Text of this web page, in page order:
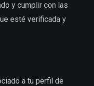
y cumplir con las
esté verificada y
a tu perfil de